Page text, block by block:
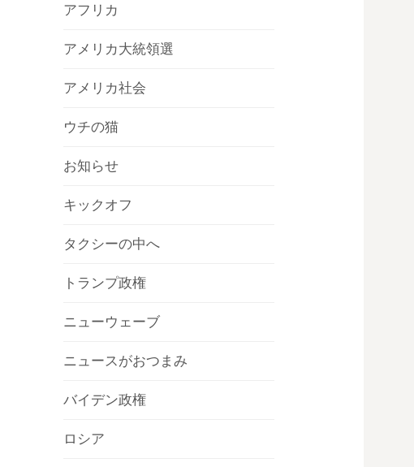
アフリカ
アメリカ大統領選
アメリカ社会
ウチの猫
お知らせ
キックオフ
タクシーの中へ
トランプ政権
ニューウェーブ
ニュースがおつまみ
バイデン政権
ロシア